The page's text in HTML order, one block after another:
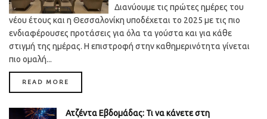
Διανύουμε τις πρώτες ημέρες του
νέου έτους και η Θεσσαλονίκη υποδέχεται το 2025 με τις πιο
ενδιαφέρουσες προτάσεις για όλα τα γούστα και για κάθε
στιγμή της ημέρας. Η επιστροφή στην καθημερινότητα γίνεται
πιο ομαλή...
READ MORE
Ατζέντα Εβδομάδας: Τι να κάνετε στη